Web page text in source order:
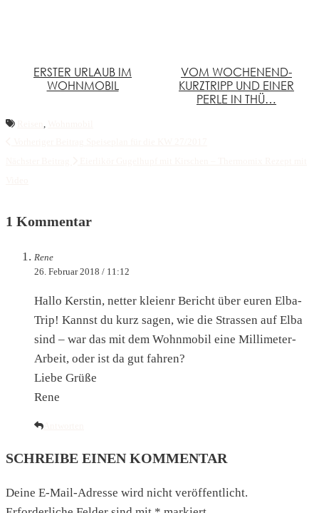
ERSTER URLAUB IM
WOHNMOBIL
VOM WOCHENEND-
KURZTRIPP UND EINER
PERLE IN THÜ…
1 Kommentar
Rene
26. Februar 2018 / 11:12
Hallo Kerstin, netter kleienr Bericht über euren Elba-
Trip! Kannst du kurz sagen, wie die Strassen auf Elba
sind – war das mit dem Wohnmobil eine Millimeter-
Arbeit, oder ist da gut fahren?
Liebe Grüße
Rene
SCHREIBE EINEN KOMMENTAR
Deine E-Mail-Adresse wird nicht veröffentlicht.